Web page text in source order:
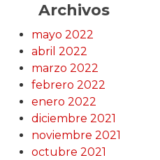
Archivos
mayo 2022
abril 2022
marzo 2022
febrero 2022
enero 2022
diciembre 2021
noviembre 2021
octubre 2021